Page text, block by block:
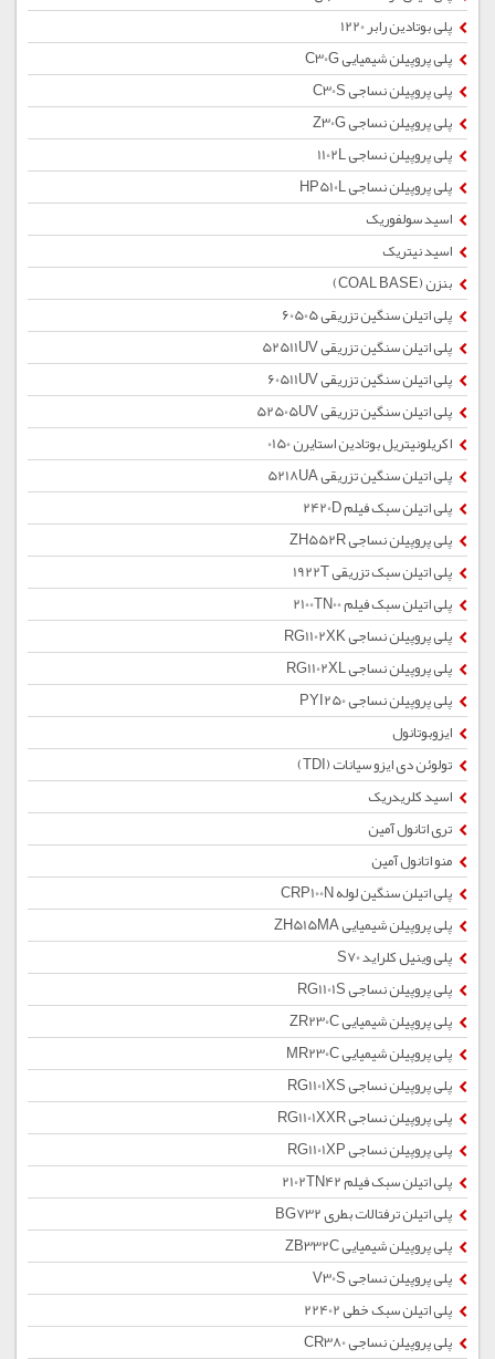
پلی بوتادین رابر 1220
پلی پروپیلن شیمیایی C30G
پلی پروپیلن نساجی C30S
پلی پروپیلن نساجی Z30G
پلی پروپیلن نساجی 1102L
پلی پروپیلن نساجی HP510L
اسید سولفوریک
اسید نیتریک
بنزن (COAL BASE)
پلی اتیلن سنگین تزریقی 60505
پلی اتیلن سنگین تزریقی 52511UV
پلی اتیلن سنگین تزریقی 60511UV
پلی اتیلن سنگین تزریقی 52505UV
اکریلونیتریل بوتادین استایرن 0150
پلی اتیلن سنگین تزریقی 5218UA
پلی اتیلن سبک فیلم 2420D
پلی پروپیلن نساجی ZH552R
پلی اتیلن سبک تزریقی 1922T
پلی اتیلن سبک فیلم 2100TN00
پلی پروپیلن نساجی RG1102XK
پلی پروپیلن نساجی RG1102XL
پلی پروپیلن نساجی PYI250
ایزوبوتانول
تولوئن دی ایزو سیانات (TDI)
اسید کلریدریک
تری اتانول آمین
منو اتانول آمین
پلی اتیلن سنگین لوله CRP100N
پلی پروپیلن شیمیایی ZH515MA
پلی وینیل کلراید S70
پلی پروپیلن نساجی RG1101S
پلی پروپیلن شیمیایی ZR230C
پلی پروپیلن شیمیایی MR230C
پلی پروپیلن نساجی RG1101XS
پلی پروپیلن نساجی RG1101XXR
پلی پروپیلن نساجی RG1101XP
پلی اتیلن سبک فیلم 2102TN42
پلی اتیلن ترفتالات بطری BG732
پلی پروپیلن شیمیایی ZB332C
پلی پروپیلن نساجی V30S
پلی اتیلن سبک خطی 22402
پلی پروپیلن نساجی CR380